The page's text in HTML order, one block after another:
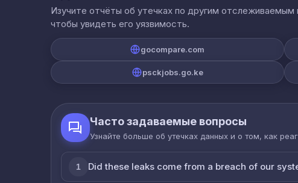
Изучите отчёты об утечках по другим
чтобы увидеть его уязвимость.
gocompare.com
psckjobs.go.ke
Часто задаваемые вопросы
Узнайте больше об утечках данных и о том, как
1 Did these leaks come from a breach of our